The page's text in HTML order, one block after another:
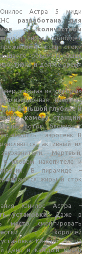
Юнилос Астра 5 миди
разработана для
с количеством
установка подойдет
Если стоки
объем моющих
и долгое время
каждая из которых
насосная
на большой глубине и
камеру станции.
поток, блокирует
емкость – аэротенк. В
активный ил
Мертвый,
в иловом накопителе и
В пирамиде –
жиры и сток
Юнилос Астра –
установки. Даже в
место смонтировать
с хорошей
Юнилос Астра
день и каждый месяц